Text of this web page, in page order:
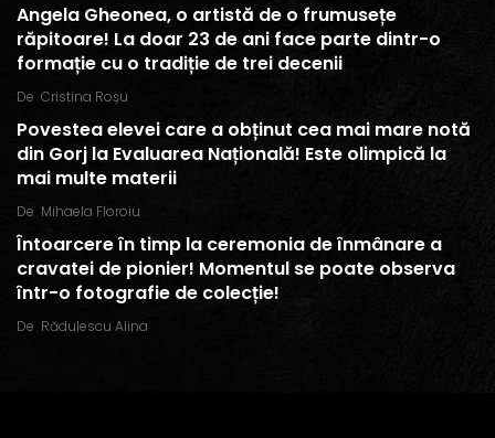
Angela Gheonea, o artistă de o frumusețe
răpitoare! La doar 23 de ani face parte dintr-o
formație cu o tradiție de trei decenii
De Cristina Roșu
Povestea elevei care a obținut cea mai mare notă
din Gorj la Evaluarea Națională! Este olimpică la
mai multe materii
De Mihaela Floroiu
Întoarcere în timp la ceremonia de înmânare a
cravatei de pionier! Momentul se poate observa
într-o fotografie de colecție!
De Rădulescu Alina